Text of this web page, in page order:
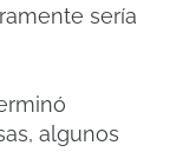
sería
algunos